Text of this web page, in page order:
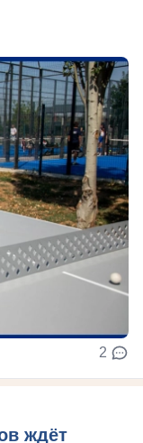
2
ждёт